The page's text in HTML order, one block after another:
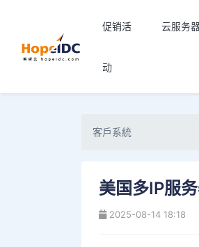
促销活
动
云服务
客戶系統
美国多IP服
2025-08-14 18:18